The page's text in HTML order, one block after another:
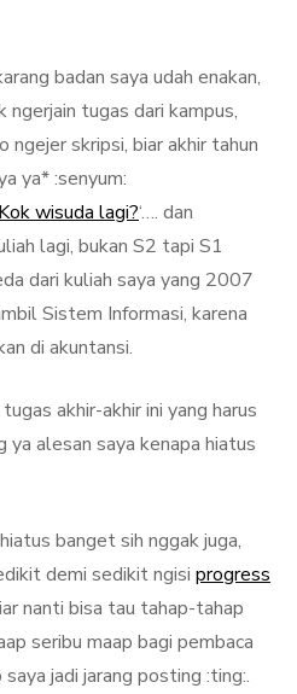
badan saya udah enakan,
tugas dari kampus,
ngejer skripsi, biar akhir tahun
ya* :senyum:
Kok wisuda lagi?‘…. dan
lagi, bukan S2 tapi S1
dari kuliah saya yang 2007
Sistem Informasi, karena
di akuntansi.
akhir-akhir ini yang harus
ya alesan saya kenapa hiatus
banget sih nggak juga,
demi sedikit ngisi progress
nanti bisa tau tahap-tahap
seribu maap bagi pembaca
saya jadi jarang posting :ting:.